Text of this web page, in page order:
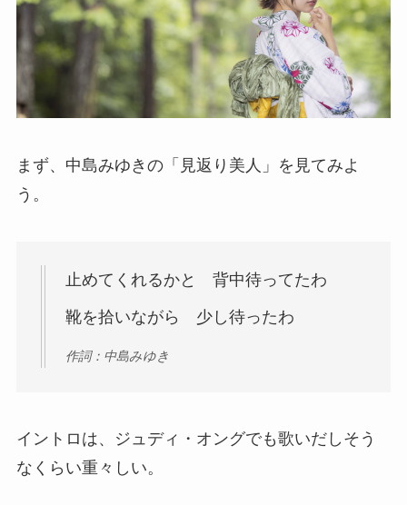
まず、中島みゆきの「見返り美人」を見てみよ
う。
止めてくれるかと 背中待ってたわ
靴を拾いながら 少し待ったわ
作詞：中島みゆき
イントロは、ジュディ・オングでも歌いだしそう
なくらい重々しい。